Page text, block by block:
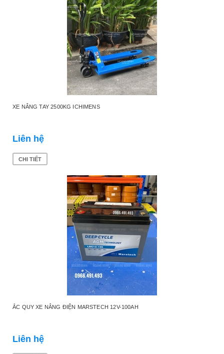
XE NÂNG TAY 2500KG ICHIMENS
Liên hệ
CHI TIẾT
ẮC QUY XE NÂNG ĐIỆN MARSTECH 12V-100AH
Liên hệ